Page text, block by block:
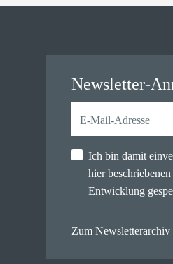
Newsletter-
Ich bin damit
hier beschriebenen
Entwicklung
Zum Newsletterarchiv